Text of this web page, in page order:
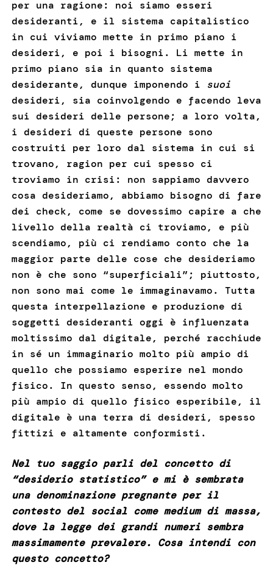
per una ragione: noi siamo esseri
desideranti, e il sistema capitalistico
in cui viviamo mette in primo piano i
desideri, e poi i bisogni. Li mette in
primo piano sia in quanto sistema
desiderante, dunque imponendo i
suoi
desideri, sia coinvolgendo e facendo leva
sui desideri delle persone; a loro volta,
i desideri di queste persone sono
costruiti per loro dal sistema in cui si
trovano, ragion per cui spesso ci
troviamo in crisi: non sappiamo davvero
cosa desideriamo, abbiamo bisogno di fare
dei check, come se dovessimo capire a che
livello della realtà ci troviamo, e più
scendiamo, più ci rendiamo conto che la
maggior parte delle cose che desideriamo
non è che sono “superficiali”; piuttosto,
non sono mai come le immaginavamo. Tutta
questa interpellazione e produzione di
soggetti desideranti oggi è influenzata
moltissimo dal digitale, perché racchiude
in sé un immaginario molto più ampio di
quello che possiamo esperire nel mondo
fisico. In questo senso, essendo molto
più ampio di quello fisico esperibile, il
digitale è una terra di desideri, spesso
fittizi e altamente conformisti.
Nel tuo saggio parli del concetto di
“desiderio statistico” e mi è sembrata
una denominazione pregnante per il
contesto del social come medium di massa,
dove la legge dei grandi numeri sembra
massimamente prevalere. Cosa intendi con
questo concetto?